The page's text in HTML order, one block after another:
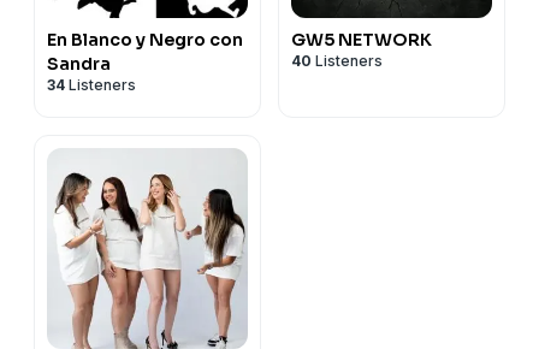
En Blanco y Negro con
Sandra
34 Listeners
GW5 NETWORK
40 Listeners